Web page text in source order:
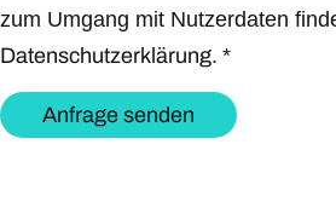
zum Umgang mit Nutzerdaten
Datenschutzerklärung. *
Anfrage senden